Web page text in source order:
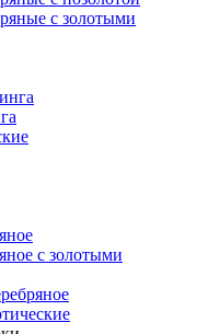
с золотыми
с золотыми